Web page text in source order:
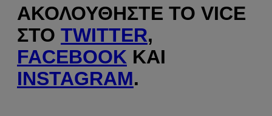
ΑΚΟΛΟΥΘΉΣΤΕ ΤΟ VICE
ΣΤΟ TWITTER,
FACEBOOK ΚΑΙ
INSTAGRAM.